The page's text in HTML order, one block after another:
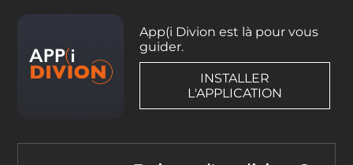
App(i Divion est là pour vous
guider.
INSTALLER
L'APPLICATION